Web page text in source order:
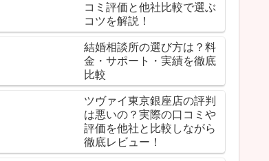
コミ評価と他社比較で選ぶ
コツを解説！
結婚相談所の選び方は？料
金・サポート・実績を徹底
比較
ツヴァイ東京銀座店の評判
は悪いの？実際の口コミや
評価を他社と比較しながら
徹底レビュー！